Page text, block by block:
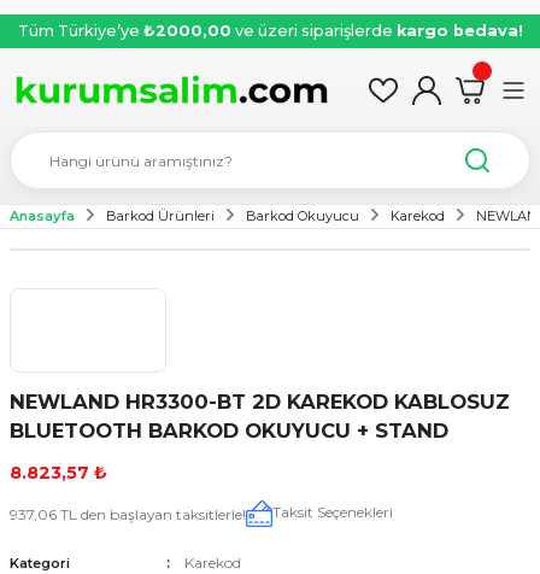
Tüm Türkiye’ye ₺2000,00 ve üzeri siparişlerde kargo bedava!
Anasayfa Barkod Ürünleri Barkod Okuyucu Karekod
NEWLAND HR3300-BT 2D KAREKOD KABLOSUZ
BLUETOOTH BARKOD OKUYUCU + STAND
8.823,57 ₺
937,06 TL den başlayan taksitlerle! Taksit Seçenekleri
Kategori Karekod